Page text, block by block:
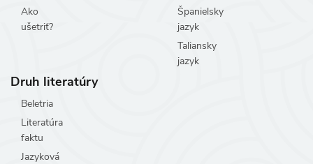
Ako
ušetriť?
Španielsky
jazyk
Taliansky
jazyk
Druh literatúry
Beletria
Literatúra
faktu
Jazyková